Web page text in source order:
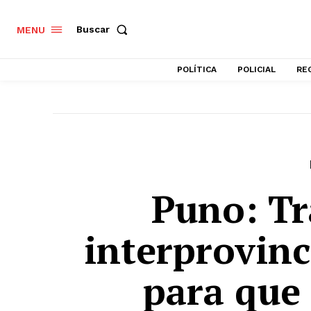
MENU Buscar
POLÍTICA POLICIAL
Puno:
para